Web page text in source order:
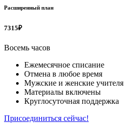
Расширенный план
7315₽
Восемь часов
Ежемесячное списание
Отмена в любое время
Мужские и женские учителя
Материалы включены
Круглосуточная поддержка
Присоединиться сейчас!